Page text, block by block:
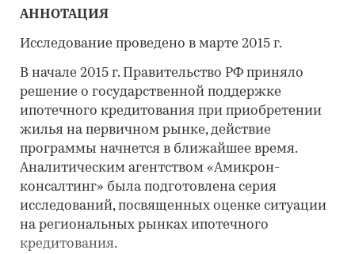
АННОТАЦИЯ
Исследование проведено в марте 2015 г.
В начале 2015 г. Правительство РФ приняло
решение о государственной поддержке
ипотечного кредитования при приобретении
жилья на первичном рынке, действие
программы начнется в ближайшее время.
Аналитическим агентством «Амикрон-
консалтинг» была подготовлена серия
исследований, посвященных оценке ситуации
на региональных рынках ипотечного
кредитования.